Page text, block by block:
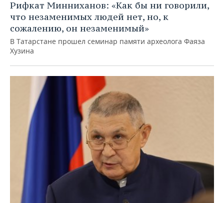
Рифкат Минниханов: «Как бы ни говорили,
что незаменимых людей нет, но, к
сожалению, он незаменимый»
В Татарстане прошел семинар памяти археолога Фаяза
Хузина